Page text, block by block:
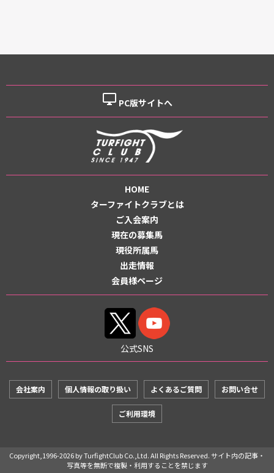
desktop_windows PC版サイトへ
HOME
ターファイトクラブとは
ご入会案内
現在の募集馬
現役所属馬
出走情報
会員様ページ
公式SNS
会社案内 個人情報の取り扱い よくあるご質問 お問い合せ
ご利用環境
Copyright,1996-2026 by TurfightClub Co.,Ltd. All Rights Reserved. サイト内の記事・
写真等を無断で複製・利用することを禁じます